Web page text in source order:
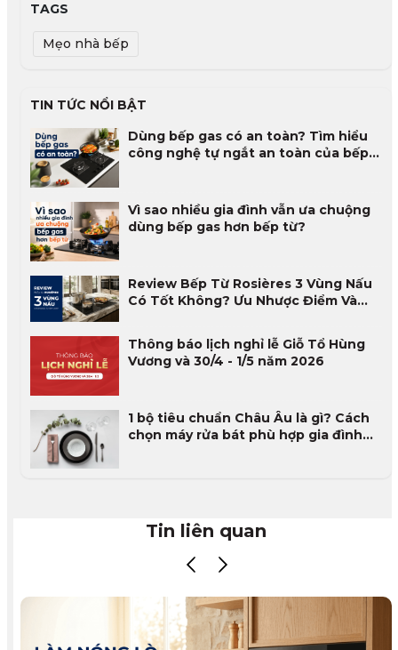
TAGS
Mẹo nhà bếp
TIN TỨC NỔI BẬT
Dùng bếp gas có an toàn? Tìm hiểu
công nghệ tự ngắt an toàn của bếp
Vì sao nhiều gia đình vẫn ưa chuộng
dùng bếp gas hơn bếp từ?
Review Bếp Từ Rosières 3 Vùng Nấu
Có Tốt Không? Ưu Nhược Điểm Và
Thông báo lịch nghỉ lễ Giỗ Tổ Hùng
Vương và 30/4 - 1/5 năm 2026
1 bộ tiêu chuẩn Châu Âu là gì? Cách
chọn máy rửa bát phù hợp gia đình
Tin liên quan